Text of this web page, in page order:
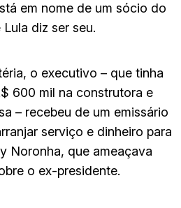
em nome de um sócio do
diz ser seu.
o executivo – que tinha
600 mil na construtora e
– recebeu de um emissário
serviço e dinheiro para
Noronha, que ameaçava
o ex-presidente.